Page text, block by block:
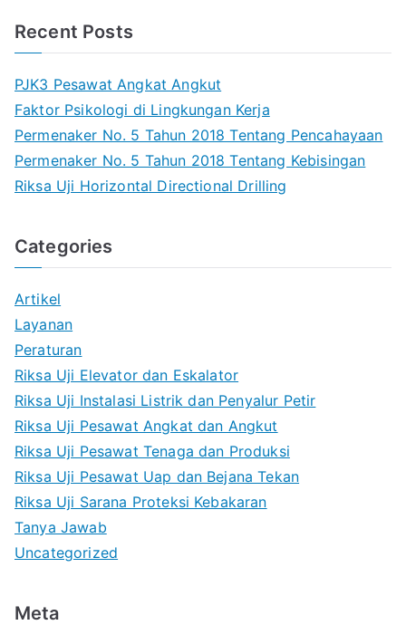
c
Recent Posts
PJK3 Pesawat Angkat Angkut
Faktor Psikologi di Lingkungan Kerja
Permenaker No. 5 Tahun 2018 Tentang Pencahayaan
Permenaker No. 5 Tahun 2018 Tentang Kebisingan
Riksa Uji Horizontal Directional Drilling
Categories
Artikel
Layanan
Peraturan
Riksa Uji Elevator dan Eskalator
Riksa Uji Instalasi Listrik dan Penyalur Petir
Riksa Uji Pesawat Angkat dan Angkut
Riksa Uji Pesawat Tenaga dan Produksi
Riksa Uji Pesawat Uap dan Bejana Tekan
Riksa Uji Sarana Proteksi Kebakaran
Tanya Jawab
Uncategorized
Meta